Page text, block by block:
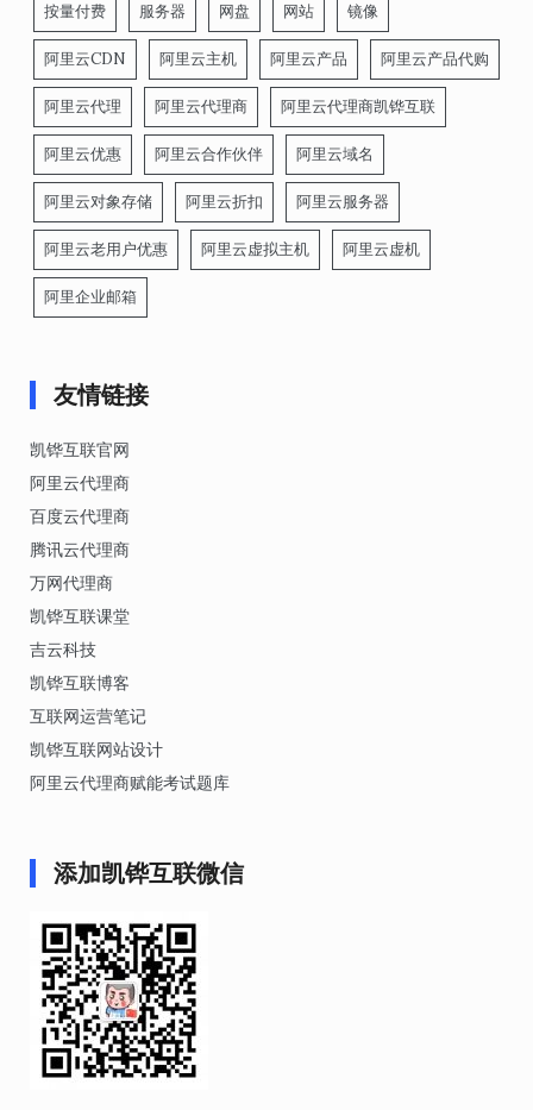
按量付费 服务器 网盘 网站 镜像
阿里云CDN 阿里云主机 阿里云产品 阿里云产品代购
阿里云代理 阿里云代理商 阿里云代理商凯铧互联
阿里云优惠 阿里云合作伙伴 阿里云域名
阿里云对象存储 阿里云折扣 阿里云服务器
阿里云老用户优惠 阿里云虚拟主机 阿里云虚机
阿里企业邮箱
友情链接
凯铧互联官网
阿里云代理商
百度云代理商
腾讯云代理商
万网代理商
凯铧互联课堂
吉云科技
凯铧互联博客
互联网运营笔记
凯铧互联网站设计
阿里云代理商赋能考试题库
添加凯铧互联微信